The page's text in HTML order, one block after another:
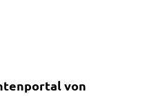
von